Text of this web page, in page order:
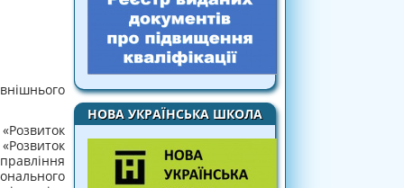
НОВА УКРАЇНСЬКА ШКОЛА